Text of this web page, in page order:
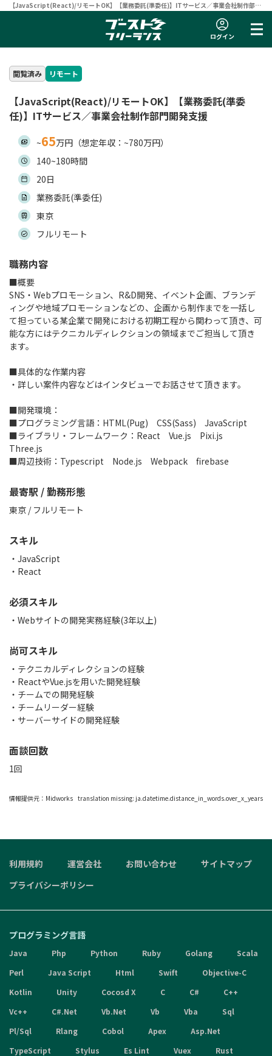
【JavaScript(React)/リモートOK】【業務委託(準委任)】ITサービス／事業会社制作部門
開発支援 | フリーランスエンジニア向け案件サイト 【ブーストフリーランス】
ログイン
閲覧済み リモート
【JavaScript(React)/リモートOK】【業務委託(準委
任)】ITサービス／事業会社制作部門開発支援
~65万円（想定年収：~780万円）
140~180時間
20日
業務委託(準委任)
東京
フルリモート
職務内容
■概要
SNS・Webプロモーション、R&D開発、イベント企画、ブランデ
ィングや地域プロモーションなどの、企画から制作までを一括し
て担っている某企業で開発における初期工程から関わって頂き、可
能な方にはテクニカルディレクションの領域までご担当して頂き
ます。
■具体的な作業内容
・詳しい案件内容などはインタビューでお話させて頂きます。
■開発環境：
■プログラミング言語：HTML(Pug) CSS(Sass) JavaScript
■ライブラリ・フレームワーク：React Vue.js Pixi.js
Three.js
■周辺技術：Typescript Node.js Webpack firebase
最寄駅 / 勤務形態
東京 / フルリモート
スキル
JavaScript
React
必須スキル
・Webサイトの開発実務経験(3年以上)
尚可スキル
・テクニカルディレクションの経験
・ReactやVue.jsを用いた開発経験
・チームでの開発経験
・チームリーダー経験
・サーバーサイドの開発経験
面談回数
1回
情報提供元： Midworks translation missing: ja.datetime.distance_in_words.over_x_years
利用規約 運営会社 お問い合わせ
サイトマップ
プライバシーポリシー
プログラミング言語
Java Php Python Ruby Golang
Scala
Perl
Java Script Html Swift
Objective-C
Kotlin
Unity Cocosd X C C#
C++
Vc++
C#.Net Vb.Net Vb Vba
Sql
Pl/Sql
Rlang Cobol Apex
Asp.Net
TypeScript
Stylus Es Lint Vuex
Rust